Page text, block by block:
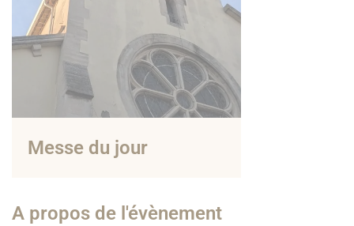
Messe du jour
A propos de l'évènement